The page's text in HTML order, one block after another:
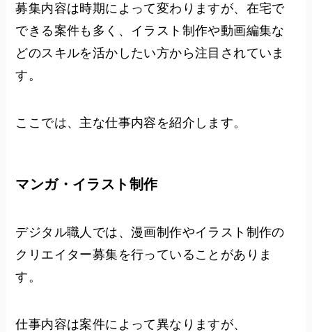
募集内容は時期によって変わりますが、在宅で
できる案件も多く、イラスト制作や動画編集な
どのスキルを活かしたい方から注目されていま
す。
ここでは、主な仕事内容を紹介します。
マンガ・イラスト制作
デジタル職人では、漫画制作やイラスト制作の
クリエイター募集を行っていることがありま
す。
仕事内容は案件によって異なりますが、